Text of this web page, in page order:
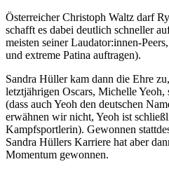
Österreicher Christoph Waltz darf
schafft es dabei deutlich schneller
meisten seiner Laudator:innen-
und extreme Patina auftragen).
Sandra Hüller kam dann die Ehre
letztjährigen Oscars, Michelle Yeoh,
(dass auch Yeoh den deutschen
erwähnen wir nicht, Yeoh ist
Kampfsportlerin). Gewonnen
Sandra Hüllers Karriere hat aber
Momentum gewonnen.